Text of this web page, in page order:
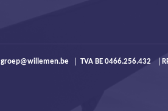
groep@willemen.be TVA BE 0466.256.432